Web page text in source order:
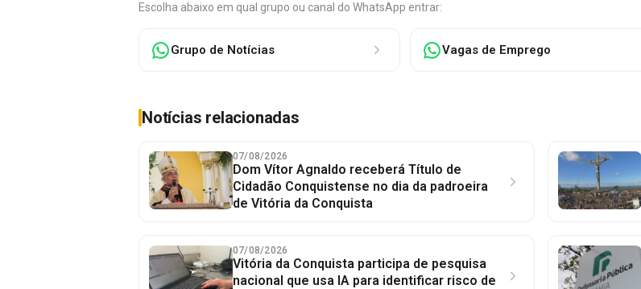
Escolha abaixo em qual grupo ou canal do WhatsApp entrar:
Grupo de Notícias Vagas de Emprego
Notícias relacionadas
07/08/2026
Dom Vítor Agnaldo receberá Título de
Cidadão Conquistense no dia da padroeira
de Vitória da Conquista
07/08/2026
Vitória da Conquista participa de pesquisa
nacional que usa IA para identificar risco de